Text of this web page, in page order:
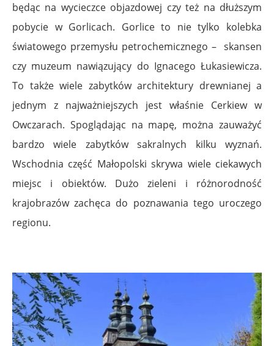
będąc na wycieczce objazdowej czy też na dłuższym
pobycie w Gorlicach. Gorliceto nie tylko kolebka
światowego przemysłu petrochemicznego – skansen
czy muzeum nawiązujący do Ignacego Łukasiewicza.
To także wiele zabytków architektury drewnianej a
jednym z najważniejszych jest właśnie Cerkiew w
Owczarach. Spoglądając na mapę, można zauważyć
bardzo wiele zabytków sakralnych kilku wyznań.
Wschodnia część Małopolski skrywa wiele ciekawych
miejsc i obiektów. Dużo zieleni i różnorodność
krajobrazów zachęca do poznawania tego uroczego
regionu.